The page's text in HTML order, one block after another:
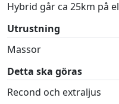
Hybrid går ca 25km på el
Utrustning
Massor
Detta ska göras
Recond och extraljus